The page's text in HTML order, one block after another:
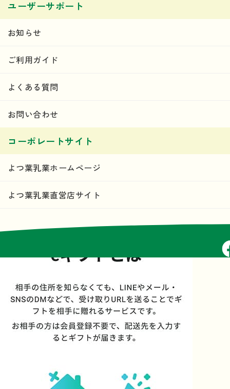
ユーザーサポート
お知らせ
ご利用ガイド
よくある質問
お問い合わせ
コーポレートサイト
よつ葉乳業ホームページ
よつ葉乳業直営店サイト